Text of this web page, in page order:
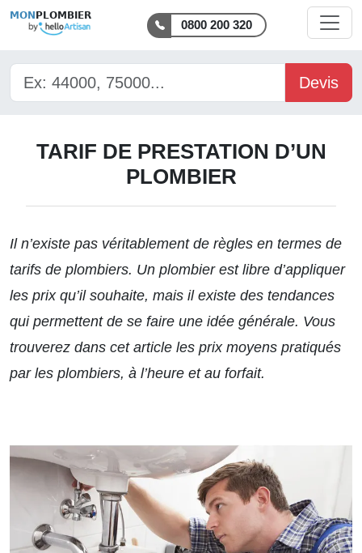
MON PLOMBIER
0800 200 320
Devis
TARIF DE PRESTATION D’UN
PLOMBIER
Il n’existe pas véritablement de règles en termes de
tarifs de plombiers. Un plombier est libre d’appliquer
les prix qu’il souhaite, mais il existe des tendances
qui permettent de se faire une idée générale. Vous
trouverez dans cet article les prix moyens pratiqués
par les plombiers, à l’heure et au forfait.